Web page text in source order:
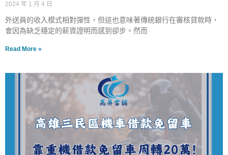
2024 年 1 月 4 日
外送員的收入模式相對彈性，但這也意味著傳統銀行在審核貸款時，
會因為缺乏穩定的薪資證明而感到卻步。然而
Read More »